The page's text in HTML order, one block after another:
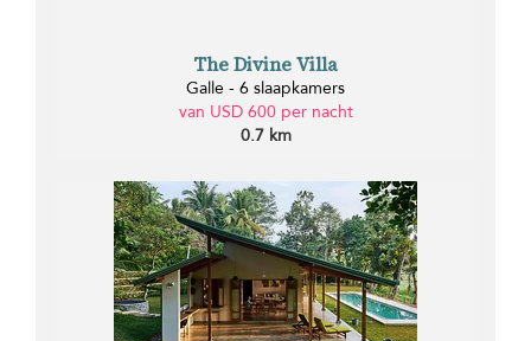
The Divine Villa
Galle - 6 slaapkamers
van USD 600 per nacht
0.7 km